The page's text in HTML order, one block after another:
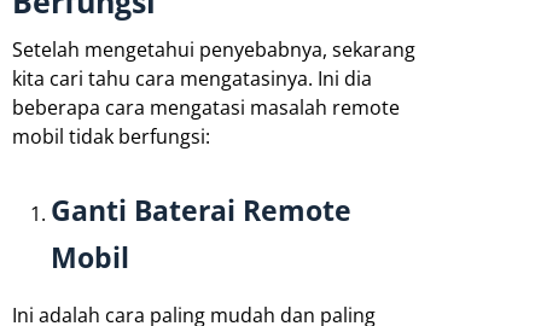
Setelah mengetahui penyebabnya, sekarang
kita cari tahu cara mengatasinya. Ini dia
beberapa cara mengatasi masalah remote
mobil tidak berfungsi:
Ganti Baterai Remote
Mobil
Ini adalah cara paling mudah dan paling